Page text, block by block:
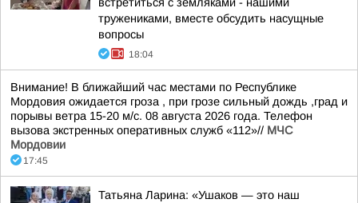
тружениками, вместе обсудить насущные
вопросы
18:04
Внимание! В ближайший час местами по Республике
Мордовия ожидается гроза , при грозе сильный дождь ,град и
порывы ветра 15-20 м/с. 08 августа 2026 года. Телефон
вызова экстренных оперативных служб «112»// МЧС
Мордовии
17:45
Татьяна Ларина: «Ушаков — это наш